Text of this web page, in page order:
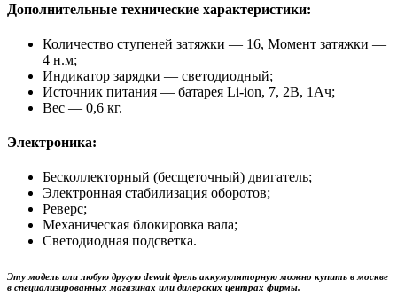
Дополнительные технические характеристики:
Количество ступеней затяжки — 16, Момент затяжки —
4 н.м;
Индикатор зарядки — светодиодный;
Источник питания — батарея Li-ion, 7, 2В, 1Ач;
Вес — 0,6 кг.
Электроника:
Бесколлекторный (бесщеточный) двигатель;
Электронная стабилизация оборотов;
Реверс;
Механическая блокировка вала;
Светодиодная подсветка.
Эту модель или любую другую dewalt дрель аккумуляторную можно купить в москве
в специализированных магазинах или дилерских центрах фирмы.